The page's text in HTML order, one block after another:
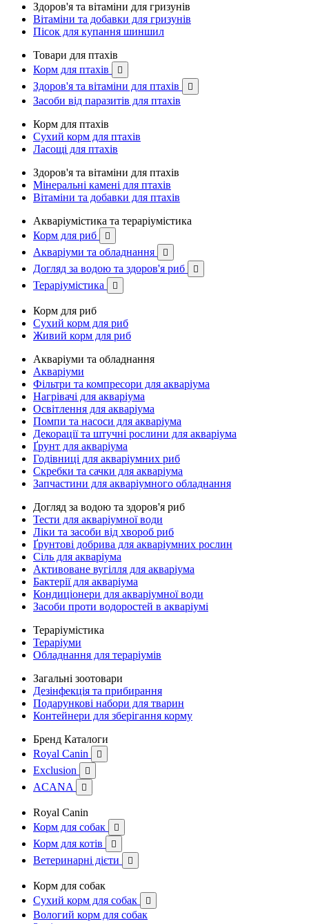
Здоров'я та вітаміни для гризунів
Вітаміни та добавки для гризунів
Пісок для купання шиншил
Товари для птахів
Корм для птахів

Здоров'я та вітаміни для птахів 
Засоби від паразитів для птахів
Корм для птахів
Сухий корм для птахів
Ласощі для птахів
Здоров'я та вітаміни для птахів
Мінеральні камені для птахів
Вітаміни та добавки для птахів
Акваріумістика та тераріумістика
Корм для риб

Акваріуми та обладнання 
Догляд за водою та здоров'я риб 
Тераріумістика 
Корм для риб
Сухий корм для риб
Живий корм для риб
Акваріуми та обладнання
Акваріуми
Фільтри та компресори для акваріума
Нагрівачі для акваріума
Освітлення для акваріума
Помпи та насоси для акваріума
Декорації та штучні рослини для акваріума
Ґрунт для акваріума
Годівниці для акваріумних риб
Скребки та сачки для акваріума
Запчастини для акваріумного обладнання
Догляд за водою та здоров'я риб
Тести для акваріумної води
Ліки та засоби від хвороб риб
Ґрунтові добрива для акваріумних рослин
Сіль для акваріума
Активоване вугілля для акваріума
Бактерії для акваріума
Кондиціонери для акваріумної води
Засоби проти водоростей в акваріумі
Тераріумістика
Тераріуми
Обладнання для тераріумів
Загальні зоотовари
Дезінфекція та прибирання
Подарункові набори для тварин
Контейнери для зберігання корму
Бренд Каталоги
Royal Canin

Exclusion 
ACANA 
Royal Canin
Корм для собак

Корм для котів 
Ветеринарні дієти 
Корм для собак
Сухий корм для собак

Вологий корм для собак